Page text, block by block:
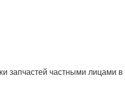
запчастей частными